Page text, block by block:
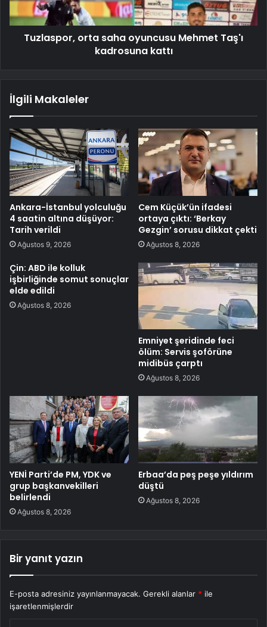
Tuzlaspor, orta saha oyuncusu Mehmet Taş'ı
kadrosuna kattı
İlgili Makaleler
Ankara-İstanbul yolculuğu
4 saatin altına düşüyor:
Tarih verildi
Ağustos 9, 2026
Cem Küçük’ün ifadesi
ortaya çıktı: ‘Berkay
Gezgin’ sorusu dikkat çekti
Ağustos 8, 2026
Çin: ABD ile kolluk
işbirliğinde somut sonuçlar
elde edildi
Ağustos 8, 2026
Emniyet şeridinde feci
ölüm: Servis şoförüne
midibüs çarptı
Ağustos 8, 2026
YENİ Parti’de PM, YDK ve
grup başkanvekilleri
belirlendi
Ağustos 8, 2026
Erbaa’da peş peşe yıldırım
düştü
Ağustos 8, 2026
Bir yanıt yazın
E-posta adresiniz yayınlanmayacak. Gerekli alanlar * ile
işaretlenmişlerdir